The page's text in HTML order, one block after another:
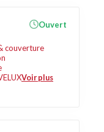
couverture
Voir plus
Ouvert